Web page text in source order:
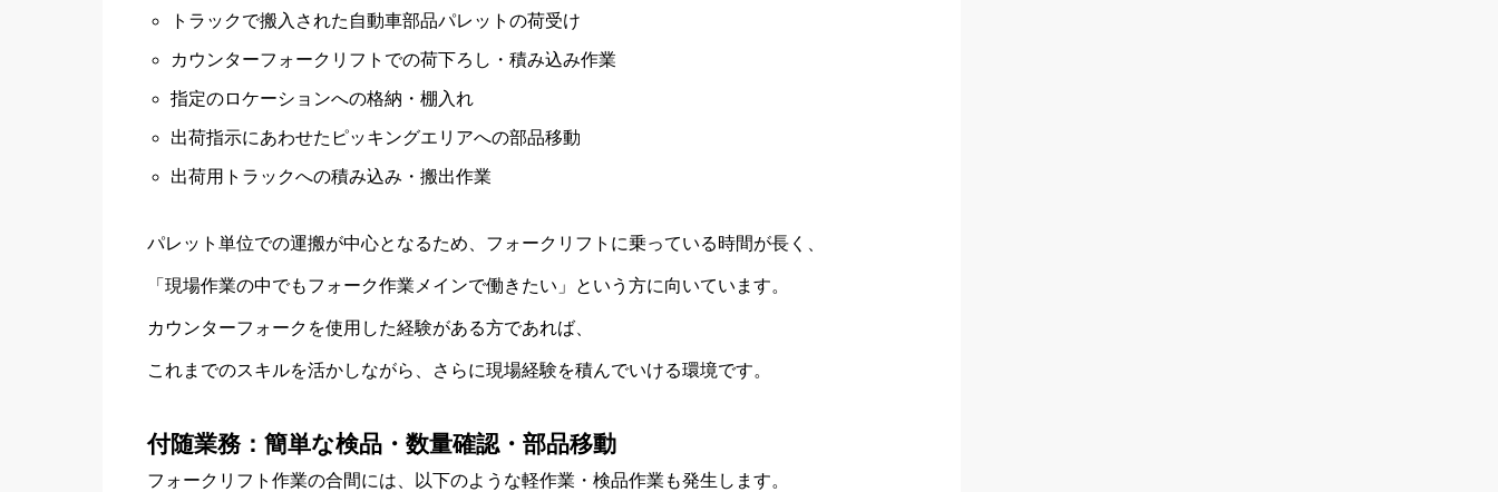
トラックで搬入された自動車部品パレットの荷受け
カウンターフォークリフトでの荷下ろし・積み込み作業
指定のロケーションへの格納・棚入れ
出荷指示にあわせたピッキングエリアへの部品移動
出荷用トラックへの積み込み・搬出作業
パレット単位での運搬が中心となるため、フォークリフトに乗っている時間が長く、
「現場作業の中でもフォーク作業メインで働きたい」という方に向いています。
カウンターフォークを使用した経験がある方であれば、
これまでのスキルを活かしながら、さらに現場経験を積んでいける環境です。
付随業務：簡単な検品・数量確認・部品移動
フォークリフト作業の合間には、以下のような軽作業・検品作業も発生します。